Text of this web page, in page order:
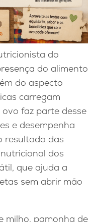
do
do alimento
do aspecto
carregam
faz parte desse
e desempenha
resultado das
dos
que ajuda a
sem abrir mão
milho, pamonha de